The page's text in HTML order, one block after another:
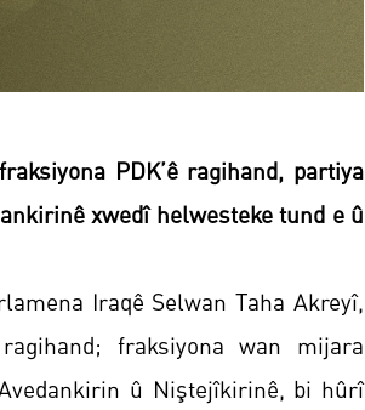
PDK’ê ragihand, partiya
xwedî helwesteke tund e û
Iraqê Selwan Taha Akreyî,
fraksiyona wan mijara
û Niştejîkirinê, bi hûrî